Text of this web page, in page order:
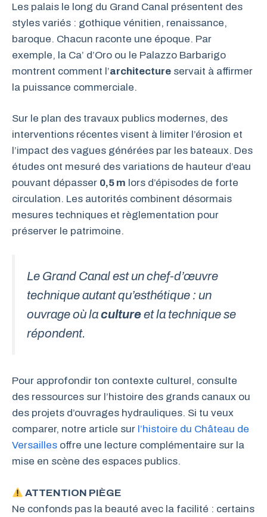
Les palais le long du Grand Canal présentent des
styles variés : gothique vénitien, renaissance,
baroque. Chacun raconte une époque. Par
exemple, la Ca’ d’Oro ou le Palazzo Barbarigo
montrent comment l’architecture servait à affirmer
la puissance commerciale.
Sur le plan des travaux publics modernes, des
interventions récentes visent à limiter l’érosion et
l’impact des vagues générées par les bateaux. Des
études ont mesuré des variations de hauteur d’eau
pouvant dépasser 0,5 m lors d’épisodes de forte
circulation. Les autorités combinent désormais
mesures techniques et règlementation pour
préserver le patrimoine.
Le Grand Canal est un chef-d’œuvre
technique autant qu’esthétique : un
ouvrage où lacultureet la technique se
répondent.
Pour approfondir ton contexte culturel, consulte
des ressources sur l’histoire des grands canaux ou
des projets d’ouvrages hydrauliques. Si tu veux
comparer, notre article sur l’histoire du Château de
Versailles offre une lecture complémentaire sur la
mise en scène des espaces publics.
ATTENTION PIÈGE
Ne confonds pas la beauté avec la facilité : certains